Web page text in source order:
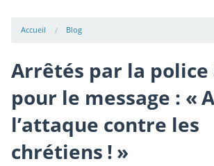
Accueil Blog
Arrêtés par la police
pour le message : «
l’attaque contre les
chrétiens ! »